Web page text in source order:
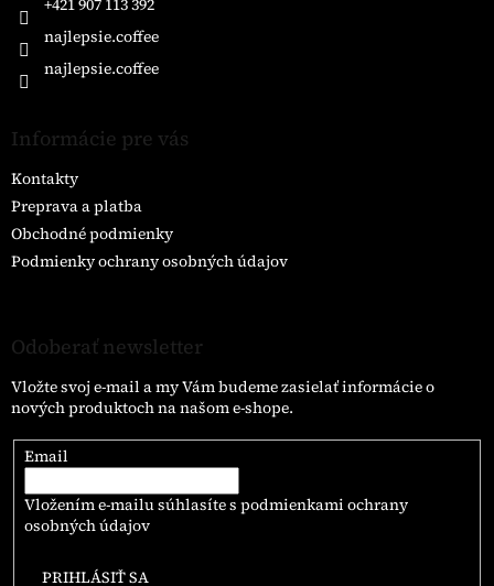
+421 907 113 392
najlepsie.coffee
najlepsie.coffee
Informácie pre vás
Kontakty
Preprava a platba
Obchodné podmienky
Podmienky ochrany osobných údajov
Odoberať newsletter
Vložte svoj e-mail a my Vám budeme zasielať informácie o
nových produktoch na našom e-shope.
Email
Vložením e-mailu súhlasíte s podmienkami ochrany
osobných údajov
PRIHLÁSIŤ SA